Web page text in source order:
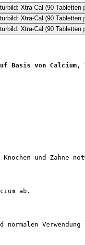
Basis von
und Zähne
ab.
normalen